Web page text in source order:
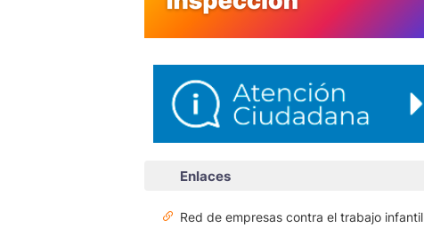
Enlaces
Red de empresas contra el trabajo infantil